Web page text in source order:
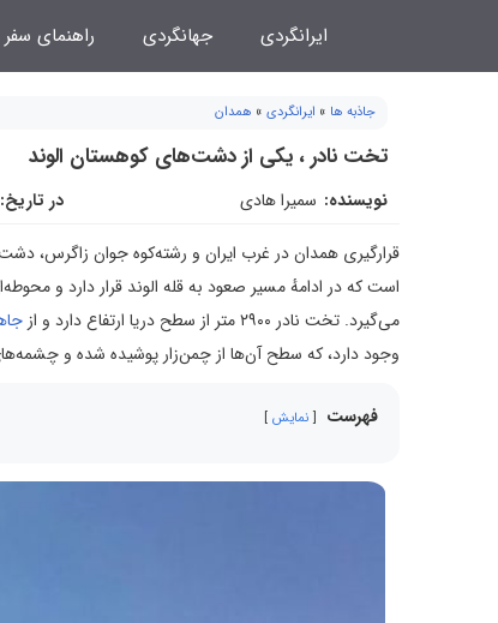
ایرانگردی جهانگردی راهنمای سفر
جاذبه ها » ایرانگردی » همدان
تخت نادر ، یکی از دشت‌های کوهستان الوند
نویسنده: سمیرا هادی در تاریخ:
قرارگیری همدان در غرب ایران و رشته‌کوه جوان زاگرس،
می‌گیرد. تخت نادر ۲۹۰۰ متر از سطح دریا ارتفاع دارد و از
وجود دارد، که سطح آن‌ها از چمن‌زار پوشیده شده و
فهرست نمایش